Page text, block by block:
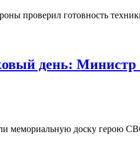
день: Министр